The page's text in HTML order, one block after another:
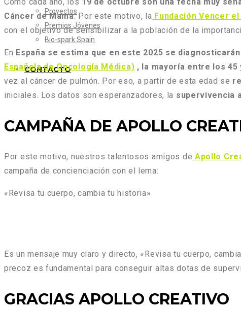
Proyectos
Premios Jóvenes
Bio-spark Spain
CONTACTO
Cáncer de Mama. Por este motivo, la Fundación Vencer
con el objetivo de sensibilizar a la población de la
En España se estima que en este 2025 se
Española de Oncología Médica) , la mayoría entre los 45
vez al cáncer de pulmón. Por eso, a partir de esta edad se
iniciales. Los datos son esperanzadores, la supervivencia
CAMPAÑA DE APOLLO
Por este motivo, nuestros talentosos amigos de Apollo
campaña de concienciación con el lema:
«Revisa tu cuerpo, cambia tu historia»
Es un mensaje muy claro y directo, «Revisa tu cuerpo,
precoz es fundamental para conseguir altas dotas de
GRACIAS APOLLO CREATIVO